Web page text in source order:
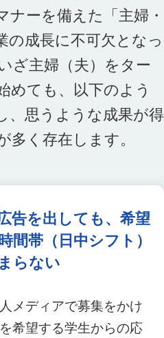
ナーを備えた「主婦・
の成長に不可欠となっ
ざ主婦（夫）をター
めても、以下のよう
、思うような成果が得
多く存在します。
告を出しても、希望
間帯（日中シフト）
らない
メディアで募集をかけ
希望する学生からの応